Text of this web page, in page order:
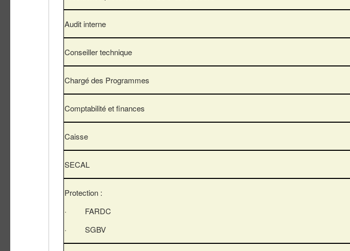
Audit interne
Conseiller technique
Chargé des Programmes
Comptabilité et finances
Caisse
SECAL
Protection :
· FARDC
· SGBV